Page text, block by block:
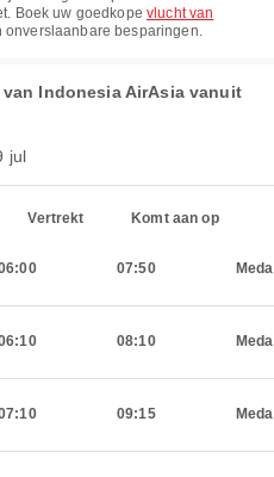
Boek uw goedkope vlucht van
onverslaanbare besparingen.
Indonesia AirAsia vanuit
jul
Vertrekt Komt aan op
07:50
08:10
09:15